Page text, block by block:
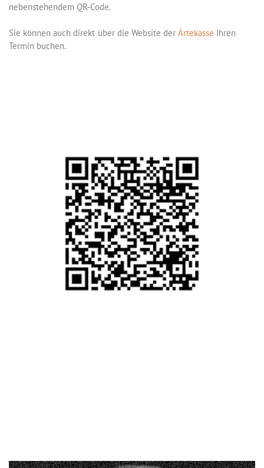
nebenstehendem QR-Code.
Sie können auch direkt über die Website derÄrtekasse Ihren
Termin buchen.